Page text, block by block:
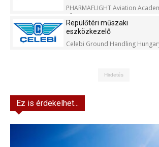
PHARMAFLIGHT Aviation
Kft.
Repülőtéri műszaki
eszközkezelő
Celebi Ground Handling
Hirdetés
Ez is érdekelhet...